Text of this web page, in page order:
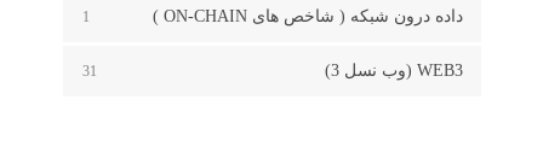
داده درون شبکه ( شاخص های ON-CHAIN ) 1
WEB3 (وب نسل 3) 31